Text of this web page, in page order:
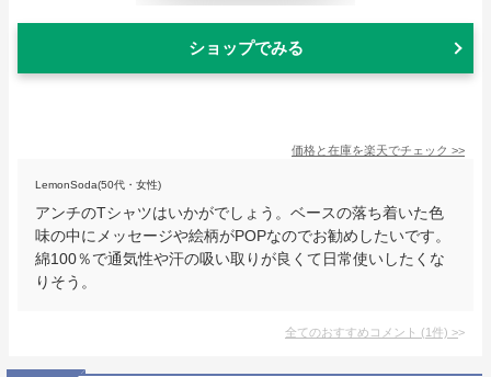
ショップでみる
価格と在庫を楽天でチェック >>
LemonSoda(50代・女性)
アンチのTシャツはいかがでしょう。ベースの落ち着いた色
味の中にメッセージや絵柄がPOPなのでお勧めしたいです。
綿100％で通気性や汗の吸い取りが良くて日常使いしたくな
りそう。
全てのおすすめコメント (1件) >